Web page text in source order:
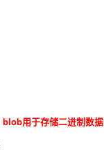
用于存储二进制数据